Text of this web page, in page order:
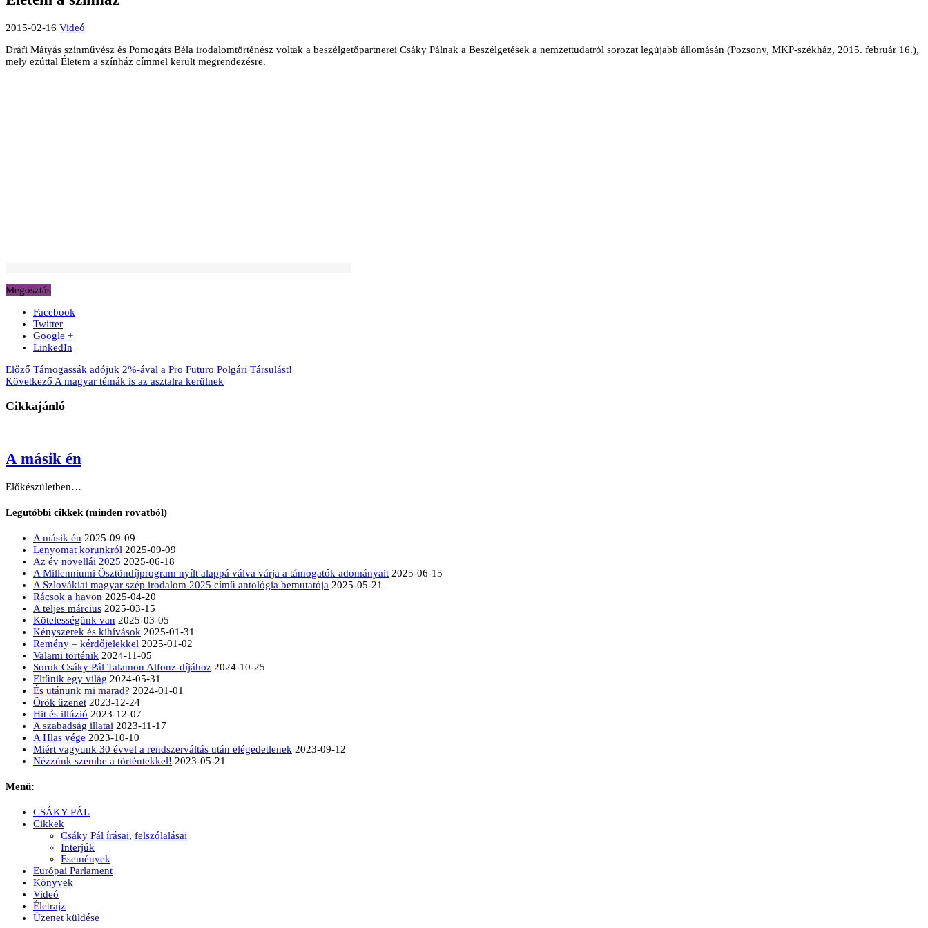
2015-02-16 Videó
Dráfi Mátyás színművész és Pomogáts Béla irodalomtörténész voltak a beszélgetőpartnerei Csáky Pálnak a Beszélgetések a nemzettudatról sorozat legújabb állomásán (Pozsony, MKP-székház, 2015. február 16.),
mely ezúttal Életem a színház címmel került megrendezésre.
Megosztás
Facebook
Twitter
Google +
LinkedIn
Előző Támogassák adójuk 2%-ával a Pro Futuro Polgári Társulást!
Következő A magyar témák is az asztalra kerülnek
Cikkajánló
A másik én
Előkészületben…
Legutóbbi cikkek (minden rovatból)
A másik én 2025-09-09
Lenyomat korunkról 2025-09-09
Az év novellái 2025 2025-06-18
A Millenniumi Ösztöndíjprogram nyílt alappá válva várja a támogatók adományait 2025-06-15
A Szlovákiai magyar szép irodalom 2025 című antológia bemutatója 2025-05-21
Rácsok a havon 2025-04-20
A teljes március 2025-03-15
Kötelességünk van 2025-03-05
Kényszerek és kihívások 2025-01-31
Remény – kérdőjelekkel 2025-01-02
Valami történik 2024-11-05
Sorok Csáky Pál Talamon Alfonz-díjához 2024-10-25
Eltűnik egy világ 2024-05-31
És utánunk mi marad? 2024-01-01
Örök üzenet 2023-12-24
Hit és illúzió 2023-12-07
A szabadság illatai 2023-11-17
A Hlas vége 2023-10-10
Miért vagyunk 30 évvel a rendszerváltás után elégedetlenek 2023-09-12
Nézzünk szembe a történtekkel! 2023-05-21
Menü:
CSÁKY PÁL
Cikkek
Csáky Pál írásai, felszólalásai
Interjúk
Események
Európai Parlament
Könyvek
Videó
Életrajz
Üzenet küldése